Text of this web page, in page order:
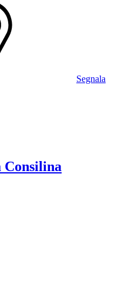
Segnala
Consilina